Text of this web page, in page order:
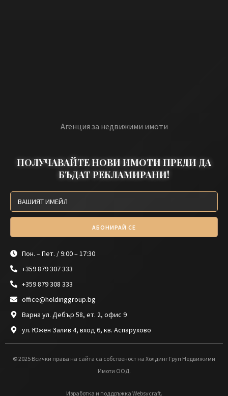
Агенция за недвижими имоти
ПОЛУЧАВАЙТЕ НОВИ ИМОТИ ПРЕДИ ДА
БЪДАТ РЕКЛАМИРАНИ!
АБОНИРАЙ СЕ
Пон. – Пет. / 9:00 – 17:30
+359 879 307 333
+359 879 308 333
office@holdinggroup.bg
Варна ул. Дебър 58, ет. 2, офис 9
ул. Южен Залив 4, вход 6, кв. Аспарухово
© 2025 Всички права на сайта са собственост на Холдинг Груп Недвижими
Имоти ООД.
Изработка и поддръжка Websycraft.